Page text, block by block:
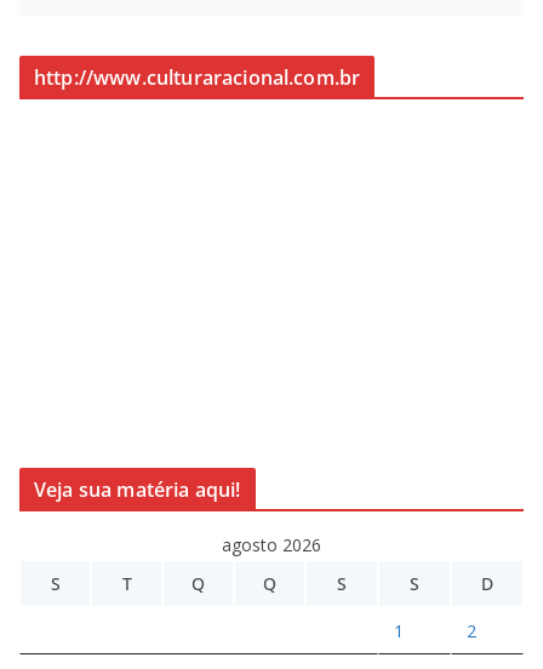
http://www.culturaracional.com.br
Veja sua matéria aqui!
agosto 2026
S
T Q Q S S D
1 2